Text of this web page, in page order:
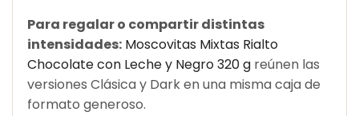
Para regalar o compartir distintas
intensidades: Moscovitas Mixtas Rialto
Chocolate con Leche y Negro 320 g reúnen las
versiones Clásica y Dark en una misma caja de
formato generoso.